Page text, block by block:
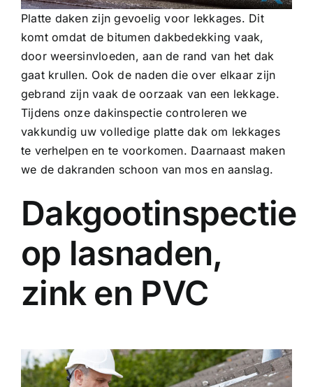
Platte daken zijn gevoelig voor lekkages. Dit
komt omdat de bitumen dakbedekking vaak,
door weersinvloeden, aan de rand van het dak
gaat krullen. Ook de naden die over elkaar zijn
gebrand zijn vaak de oorzaak van een lekkage.
Tijdens onze dakinspectie controleren we
vakkundig uw volledige platte dak om lekkages
te verhelpen en te voorkomen. Daarnaast maken
we de dakranden schoon van mos en aanslag.
Dakgootinspectie
op lasnaden,
zink en PVC